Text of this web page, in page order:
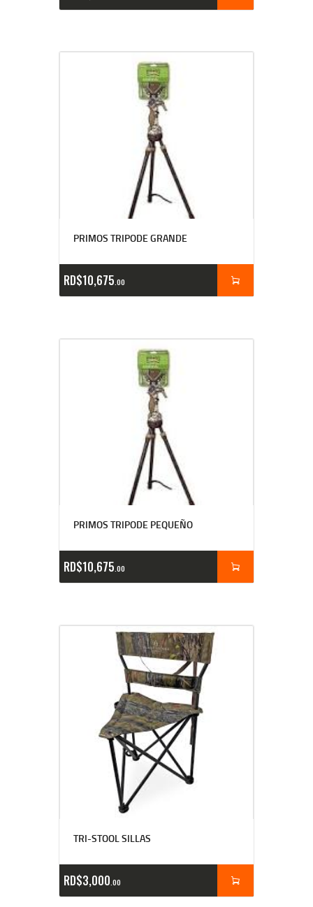
PRIMOS TRIPODE GRANDE
RD$10,675 00
PRIMOS TRIPODE PEQUEÑO
RD$10,675 00
TRI-STOOL SILLAS
RD$3,000 00